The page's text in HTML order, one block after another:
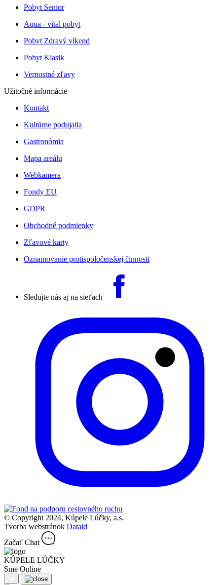
Pobyt Senior
Aqua - vital pobyt
Pobyt Zdravý víkend
Pobyt Klasik
Vernostné zľavy
Užitočné informácie
Kontakt
Kultúrne podujatia
Gastronómia
Mapa areálu
Webkamera
Fondy EU
GDPR
Obchodné podmienky
Zľavové karty
Oznamovanie protispoločenskej činnosti
Sledujte nás aj na sieťach
© Copyright 2024, Kúpele Lúčky, a.s.
Tvorba webstránok Dataid
Začať Chat
KÚPELE LÚČKY
Sme Online